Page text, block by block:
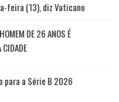
feira (13), diz Vaticano
DE 26 ANOS É
para a Série B 2026